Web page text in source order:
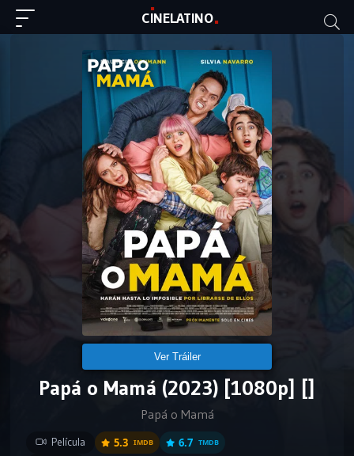
CINELATINO
Ver Tráiler
Papá o Mamá (2023) [1080p] []
Papá o Mamá
Película 5.3 IMDB 6.7 TMDB